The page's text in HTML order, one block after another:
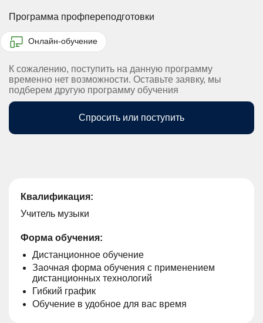
Программа профпереподготовки
Онлайн-обучение
К сожалению, поступить на данную программу
временно нет возможности. Оставьте заявку, мы
подберем другую программу обучения
Спросить или поступить
Квалификация:
Учитель музыки
Форма обучения:
Дистанционное обучение
Заочная форма обучения с применением
дистанционных технологий
Гибкий график
Обучение в удобное для вас время